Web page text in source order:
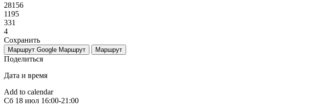
28156
1195
331
4
Сохранить
Маршрут Google Маршрут Маршрут
Поделиться
Дата и время
Add to calendar
Сб 18 июл 16:00-21:00